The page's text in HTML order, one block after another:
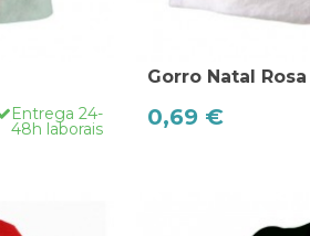
Entrega 24-
48h laborais
Gorro Natal Rosa
0,69 €